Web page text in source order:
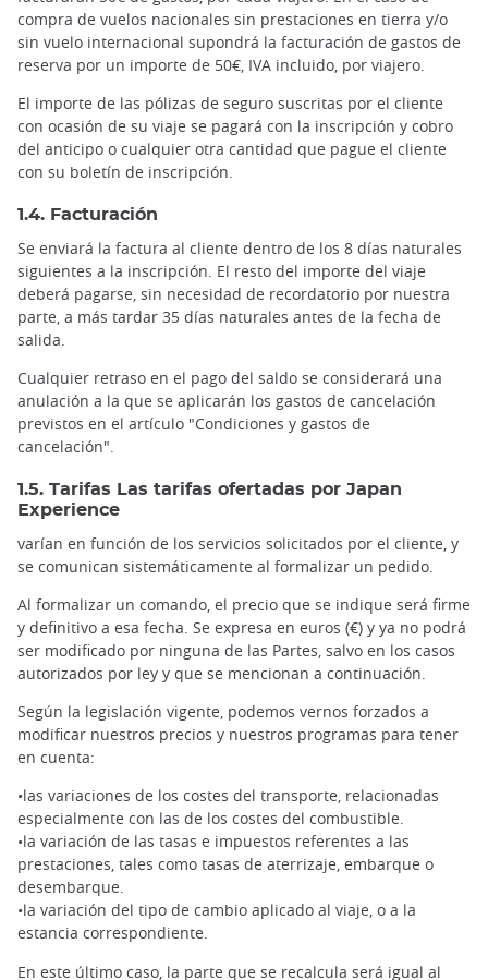
compra de vuelos nacionales sin prestaciones en tierra y/o
sin vuelo internacional supondrá la facturación de gastos de
reserva por un importe de 50€, IVA incluido, por viajero.
El importe de las pólizas de seguro suscritas por el cliente
con ocasión de su viaje se pagará con la inscripción y cobro
del anticipo o cualquier otra cantidad que pague el cliente
con su boletín de inscripción.
1.4. Facturación
Se enviará la factura al cliente dentro de los 8 días naturales
siguientes a la inscripción. El resto del importe del viaje
deberá pagarse, sin necesidad de recordatorio por nuestra
parte, a más tardar 35 días naturales antes de la fecha de
salida.
Cualquier retraso en el pago del saldo se considerará una
anulación a la que se aplicarán los gastos de cancelación
previstos en el artículo "Condiciones y gastos de
cancelación".
1.5. Tarifas Las tarifas ofertadas por Japan
Experience
varían en función de los servicios solicitados por el cliente, y
se comunican sistemáticamente al formalizar un pedido.
Al formalizar un comando, el precio que se indique será firme
y definitivo a esa fecha. Se expresa en euros (€) y ya no podrá
ser modificado por ninguna de las Partes, salvo en los casos
autorizados por ley y que se mencionan a continuación.
Según la legislación vigente, podemos vernos forzados a
modificar nuestros precios y nuestros programas para tener
en cuenta:
•las variaciones de los costes del transporte, relacionadas
especialmente con las de los costes del combustible.
•la variación de las tasas e impuestos referentes a las
prestaciones, tales como tasas de aterrizaje, embarque o
desembarque.
•la variación del tipo de cambio aplicado al viaje, o a la
estancia correspondiente.
En este último caso, la parte que se recalcula será igual al